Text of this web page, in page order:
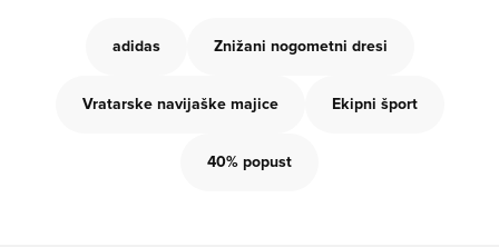
adidas Znižani nogometni dresi
Vratarske navijaške majice Ekipni šport
40% popust